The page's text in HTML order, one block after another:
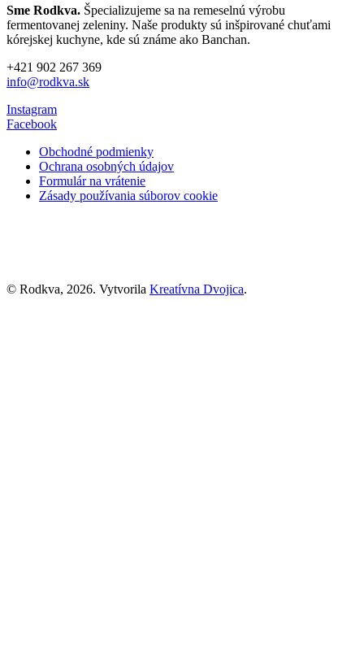
Sme Rodkva. Špecializujeme sa na remeselnú výrobu
fermentovanej zeleniny. Naše produkty sú inšpirované chuťami
kórejskej kuchyne, kde sú známe ako Banchan.
+421 902 267 369
info@rodkva.sk
Instagram
Facebook
Obchodné podmienky
Ochrana osobných údajov
Formulár na vrátenie
Zásady používania súborov cookie
© Rodkva, 2026. Vytvorila Kreatívna Dvojica.